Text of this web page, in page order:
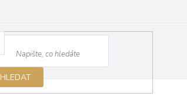
HLEDAT